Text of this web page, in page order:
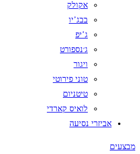
אקולק
בבג’יו
ג’יפ
ג׳נספורט
ויגור
טוני פירוטי
טיטניום
לואיס קארדי
אביזרי נסיעה
מבצעים